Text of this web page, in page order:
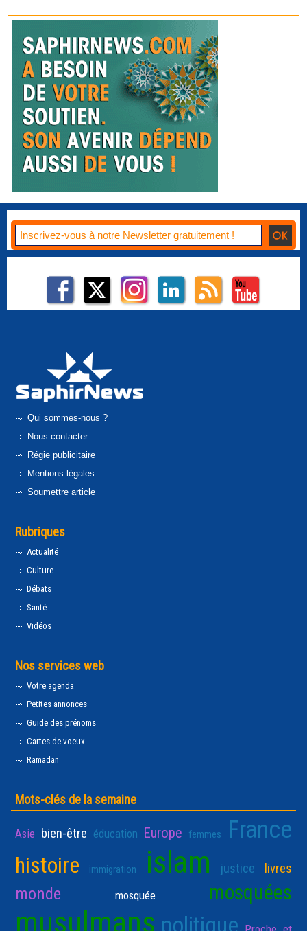
Qui sommes-nous ?
Nous contacter
Régie publicitaire
Mentions légales
Soumettre article
Rubriques
Actualité
Culture
Débats
Santé
Vidéos
Nos services web
Votre agenda
Petites annonces
Guide des prénoms
Cartes de voeux
Ramadan
Mots-clés de la semaine
Asie bien-être éducation Europe femmes France
histoire immigration islam justice livres
monde mosquée mosquées
musulmans politique